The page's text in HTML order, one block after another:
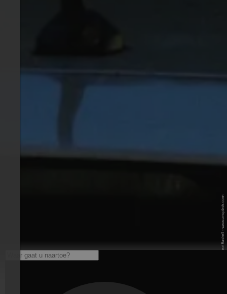
© Unsplash / Lexi Ruskell - www.unsplash.com